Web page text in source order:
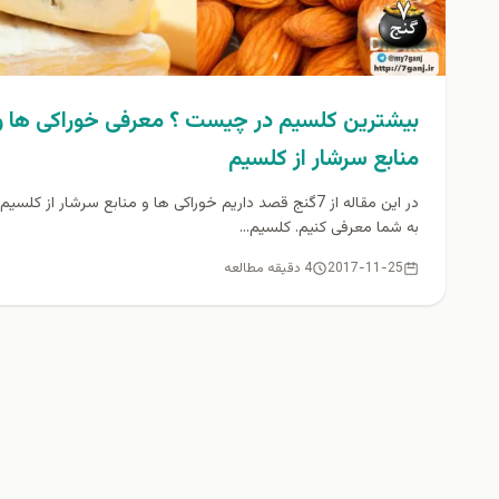
بیشترین کلسیم در چیست ؟ معرفی خوراکی ها
منابع سرشار از کلسیم
در این مقاله از 7گنج قصد داریم خوراکی ها و منابع سرشار از
به شما معرفی کنیم. کلسیم...
2017-11-25 4 دقیقه مطالعه